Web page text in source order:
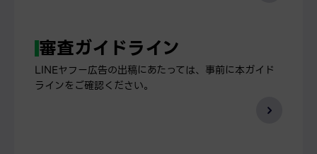
審査ガイドライン
LINEヤフー広告の出稿にあたっては、事前に本ガイド
ラインをご確認ください。